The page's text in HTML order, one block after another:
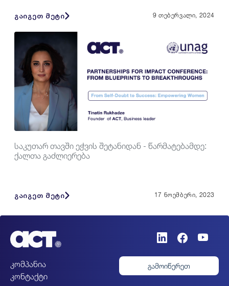
გაიგეთ მეტი 9 თებერვალი, 2024
საკუთარ თავში ეჭვის შეტანიდან - წარმატებამდე:
ქალთა გაძლიერება
გაიგეთ მეტი 17 ნოემბერი, 2023
კომპანია
კონტაქტი
გამოიწერეთ